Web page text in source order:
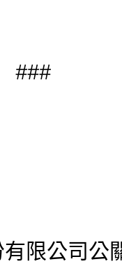
###
限公司公